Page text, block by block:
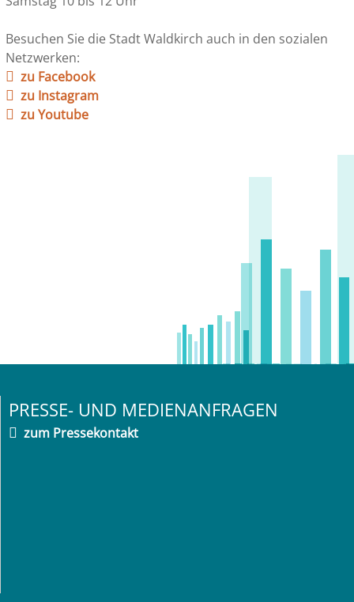
Besuchen Sie die Stadt Waldkirch auch in den sozialen
Netzwerken:
zu Facebook
zu Instagram
zu Youtube
PRESSE- UND MEDIENANFRAGEN
zum Pressekontakt